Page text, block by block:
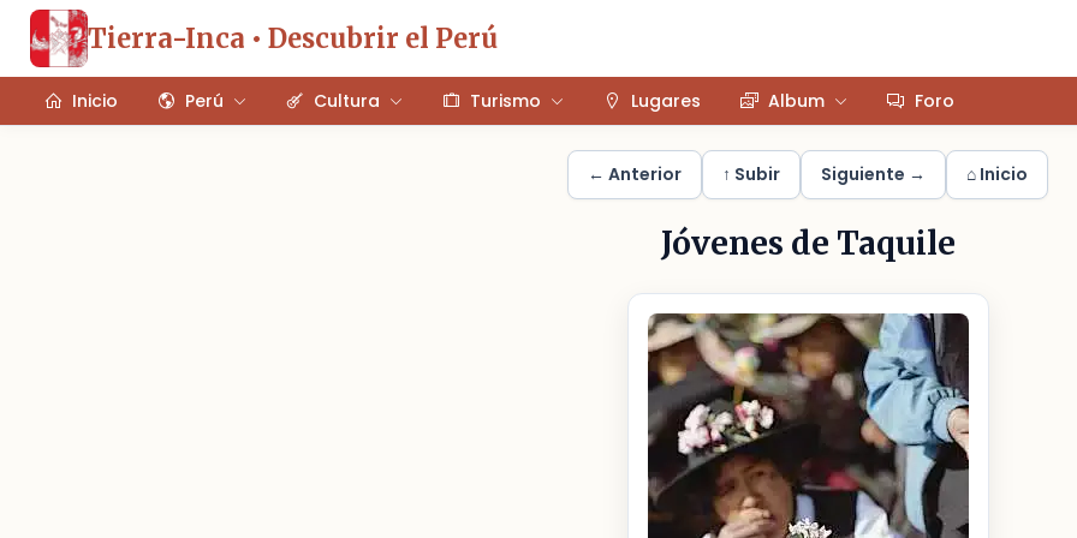
Tierra-Inca • Descubrir el Perú
Inicio Perú Cultura Turismo Lugares Album Foro
← Anterior ↑ Subir Siguiente → ⌂ Inicio
Jóvenes de Taquile